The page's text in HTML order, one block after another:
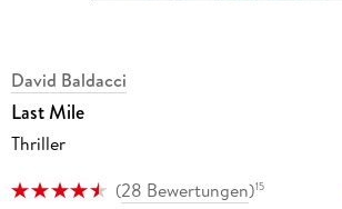
David Baldacci
Last Mile
Thriller
(28 Bewertungen)15